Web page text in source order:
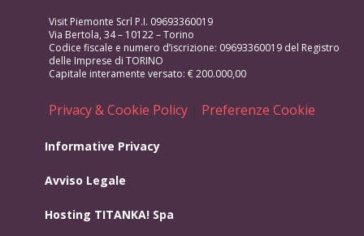
Visit Piemonte Scrl P.I. 09693360019
Via Bertola, 34 – 10122 – Torino
Codice fiscale e numero d’iscrizione: 09693360019 del Registro
delle Imprese di TORINO
Capitale interamente versato: € 200.000,00
Privacy & Cookie Policy | Preferenze Cookie
Informative Privacy
Avviso Legale
Hosting TITANKA! Spa